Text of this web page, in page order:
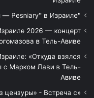
"Песняры — Pesniary" в Израиле
2026 — концерт
в Тель-Авиве
«Откуда взялся
с Марком Лави в Тель-
Авиве
цензуры» - Встреча с